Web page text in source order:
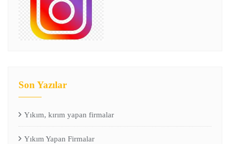
Son Yazılar
Yıkım, kırım yapan firmalar
Yıkım Yapan Firmalar